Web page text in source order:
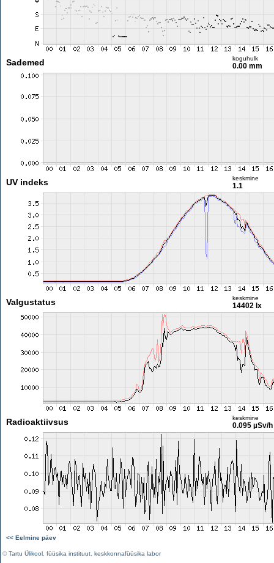
Sademed koguhulk
0.00 mm
UV indeks keskmine
1.1
Valgustatus keskmine
14402 lx
Radioaktiivsus keskmine
0.095 µSv/h
<< Eelmine päev
©Tartu Ülikool füüsika instituut keskkonnafüüsika labor